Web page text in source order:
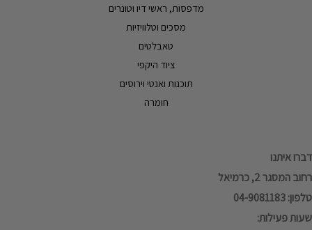
מדפסות, ראשי דיו וטונרים
מסכים וטלוויזיות
טאבלטים
ציוד היקפי
תוכנות ואנטי וירוסים
חומרה
דברו איתנו
רחוב המסגר 2, כרמיאל
טלפון: 04-9081183
שעות פעילות: